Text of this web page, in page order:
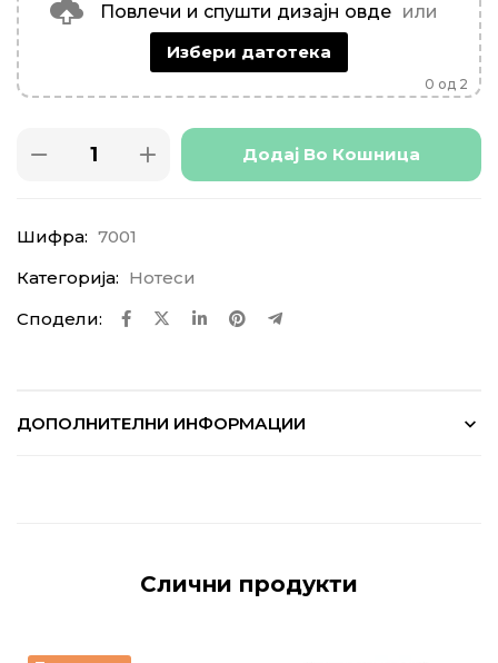
Повлечи и спушти дизајн овде
или
Избери датотека
0 од 2
Додај Во Кошница
Шифра: 7001
Категорија: Нотеси
Сподели:
ДОПОЛНИТЕЛНИ ИНФОРМАЦИИ
Слични продукти